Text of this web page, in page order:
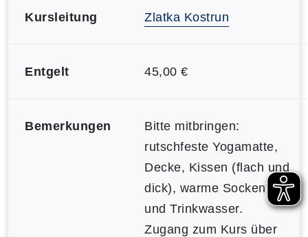
Kursleitung Zlatka Kostrun
Entgelt 45,00 €
Bemerkungen
Bitte mitbringen:
rutschfeste Yogamatte,
Decke, Kissen (flach und
dick), warme Socken
und Trinkwasser.
Zugang zum Kurs über